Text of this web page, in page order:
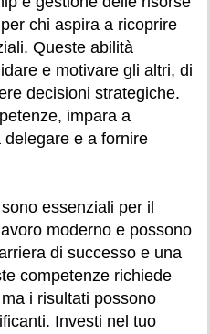
chi aspira a ricoprire
Queste abilità
e motivare gli altri, di
decisioni strategiche.
impara a
e a fornire
essenziali per il
moderno e possono
di successo e una
competenze richiede
i risultati possono
Investi nel tuo